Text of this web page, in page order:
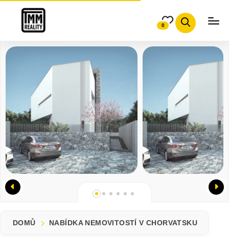
0
DOMŮ NABÍDKA NEMOVITOSTÍ V CHORVATSKU